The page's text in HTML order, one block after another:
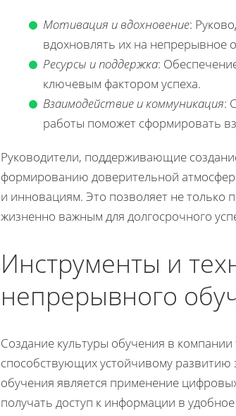
Мотивация и вдохновение:
вдохновлять их на непрерывное
Ресурсы и поддержка:
ключевым фактором успеха.
Взаимодействие и коммуникация:
работы поможет сформировать
Руководители, поддерживающие
формированию доверительной
и инновациям. Это позволяет не только
жизненно важным для долгосрочного
Инструменты и
непрерывного
Создание культуры обучения в
способствующих устойчивому
обучения является применение
получать доступ к информации в